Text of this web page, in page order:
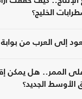
الخليج؟
إلى العرب من بوابة
على الممر.. هل يمكن
الأوسط الجديد؟